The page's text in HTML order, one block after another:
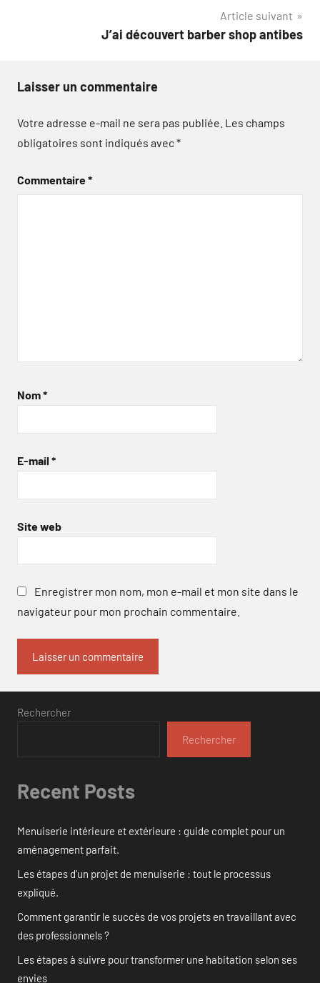
Article suivant
J’ai découvert barber shop antibes
Laisser un commentaire
Votre adresse e-mail ne sera pas publiée. Les champs
obligatoires sont indiqués avec*
Commentaire*
Nom*
E-mail *
Site web
Enregistrer mon nom, mon e-mail et mon site dans le
navigateur pour mon prochain commentaire.
Rechercher
Rechercher
Recent Posts
Menuiserie intérieure et extérieure : guide complet pour un
aménagement parfait.
Les étapes d’un projet de menuiserie : tout le processus
expliqué.
Comment garantir le succès de vos projets en travaillant avec
des professionnels ?
Les étapes à suivre pour transformer une habitation selon ses
envies